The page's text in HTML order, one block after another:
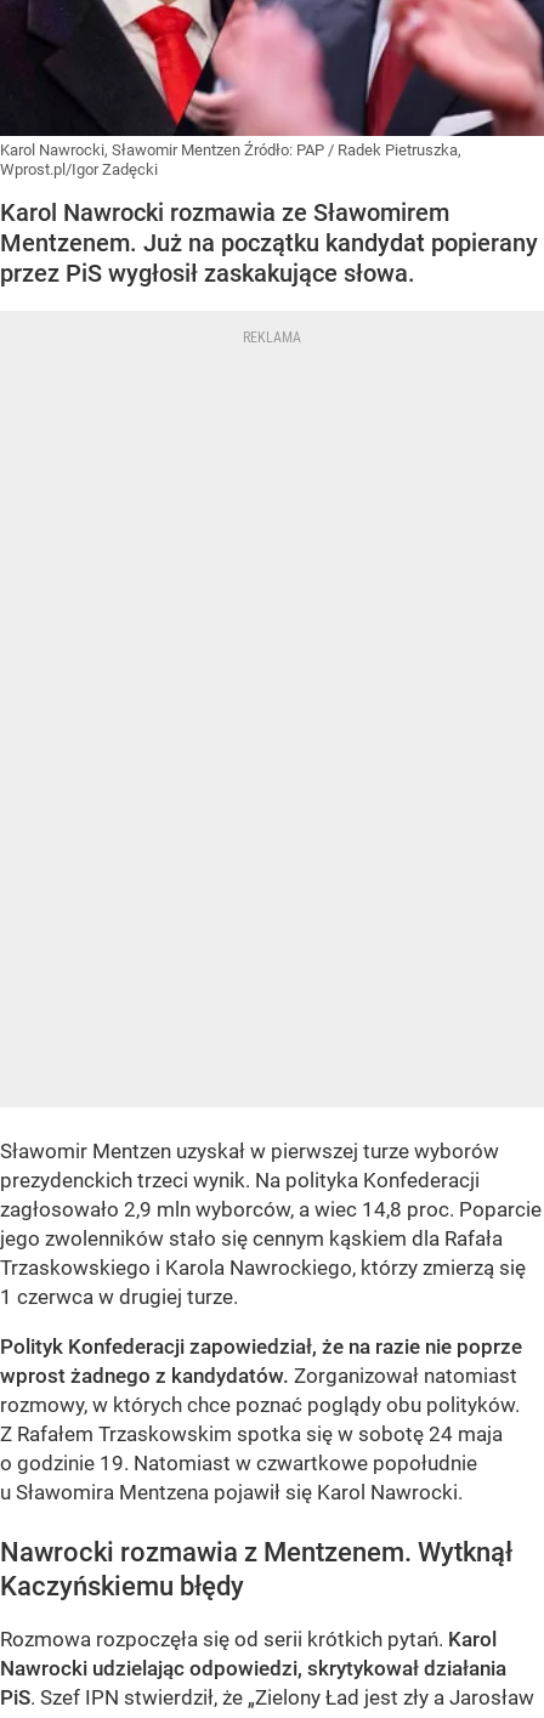
Karol Nawrocki, Sławomir Mentzen Źródło: PAP / Radek Pietruszka,
Wprost.pl/Igor Zadęcki
Karol Nawrocki rozmawia ze Sławomirem
Mentzenem. Już na początku kandydat popierany
przez PiS wygłosił zaskakujące słowa.
Sławomir Mentzen uzyskał w pierwszej turze wyborów
prezydenckich trzeci wynik. Na polityka Konfederacji
zagłosowało 2,9 mln wyborców, a wiec 14,8 proc. Poparcie
jego zwolenników stało się cennym kąskiem dla Rafała
Trzaskowskiego i Karola Nawrockiego, którzy zmierzą się
1 czerwca w drugiej turze.
Polityk Konfederacji zapowiedział, że na razie nie poprze
wprost żadnego z kandydatów. Zorganizował natomiast
rozmowy, w których chce poznać poglądy obu polityków.
Z Rafałem Trzaskowskim spotka się w sobotę 24 maja
o godzinie 19. Natomiast w czwartkowe popołudnie
u Sławomira Mentzena pojawił się Karol Nawrocki.
Nawrocki rozmawia z Mentzenem. Wytknął
Kaczyńskiemu błędy
Rozmowa rozpoczęła się od serii krótkich pytań. Karol
Nawrocki udzielając odpowiedzi, skrytykował działania
PiS. Szef IPN stwierdził, że „Zielony Ład jest zły a Jarosław